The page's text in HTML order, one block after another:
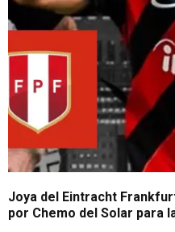
Joya del Eintracht
por Chemo del Solar para